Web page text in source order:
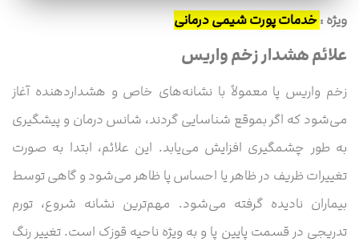
ویژه :خدمات پورت شیمی درمانی
علائم هشدار زخم واریس
زخم واریس پا معمولاً با نشانه‌های خاص و هشداردهنده آغاز
می‌شود که اگر بموقع شناسایی گردند، شانس درمان و پیشگیری
به طور چشمگیری افزایش می‌یابد. این علائم، ابتدا به صورت
تغییرات ظریف در ظاهر یا احساس پا ظاهر می‌شود و گاهی توسط
بیماران نادیده گرفته می‌شود. مهم‌ترین نشانه شروع، تورم
تدریجی در قسمت پایین پا و به ویژه ناحیه قوزک است. تغییر رنگ